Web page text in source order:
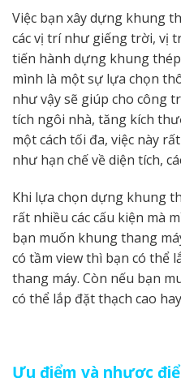
Việc bạn xây dựng khung
các vị trí như giếng trời, vị
tiến hành dựng khung
mình là một sự lựa chọn
như vậy sẽ giúp cho công
tích ngôi nhà, tăng kích
một cách tối đa, việc này
như hạn chế về diện tích,
Khi lựa chọn dựng khung
rất nhiều các cấu kiện mà
bạn muốn khung thang
có tầm view thì bạn có thể
thang máy. Còn nếu bạn
có thể lắp đặt thạch cao
Ưu điểm và nhược